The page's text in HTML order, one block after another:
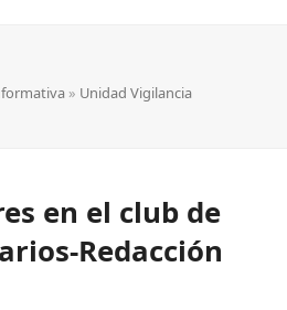
» Unidad Vigilancia
en el club de
Redacción